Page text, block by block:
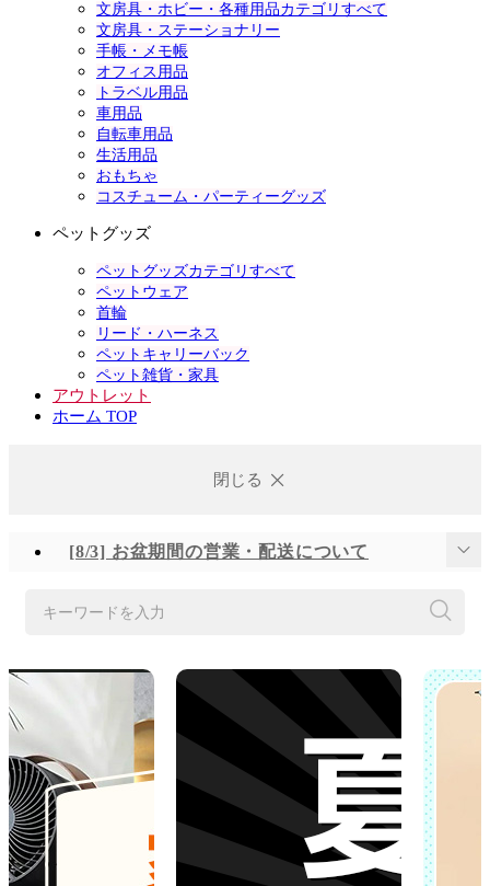
文房具・ホビー・各種用品カテゴリすべて
文房具・ステーショナリー
手帳・メモ帳
オフィス用品
トラベル用品
車用品
自転車用品
生活用品
おもちゃ
コスチューム・パーティーグッズ
ペットグッズ
ペットグッズカテゴリすべて
ペットウェア
首輪
リード・ハーネス
ペットキャリーバック
ペット雑貨・家具
アウトレット
ホーム TOP
閉じる
[8/3] お盆期間の営業・配送について
[6/23] システムメンテナンスの実施について
[6/2] システムメンテナンスの実施について
[5/21] システムメンテナンスの実施について
[5/18] システムメンテナンスの実施について
キーワードを入力